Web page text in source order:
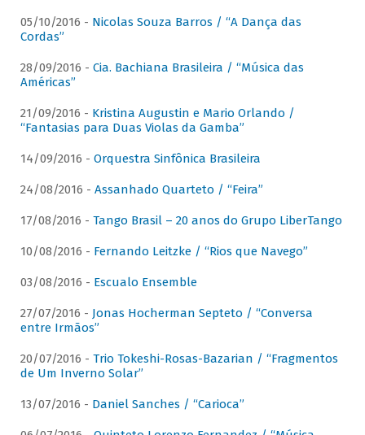
05/10/2016 - Nicolas Souza Barros / “A Dança das
Cordas”
28/09/2016 - Cia. Bachiana Brasileira / “Música das
Américas”
21/09/2016 - Kristina Augustin e Mario Orlando /
“Fantasias para Duas Violas da Gamba”
14/09/2016 - Orquestra Sinfônica Brasileira
24/08/2016 - Assanhado Quarteto / “Feira”
17/08/2016 - Tango Brasil – 20 anos do Grupo LiberTango
10/08/2016 - Fernando Leitzke / “Rios que Navego”
03/08/2016 - Escualo Ensemble
27/07/2016 - Jonas Hocherman Septeto / “Conversa
entre Irmãos”
20/07/2016 - Trio Tokeshi-Rosas-Bazarian / “Fragmentos
de Um Inverno Solar”
13/07/2016 - Daniel Sanches / “Carioca”